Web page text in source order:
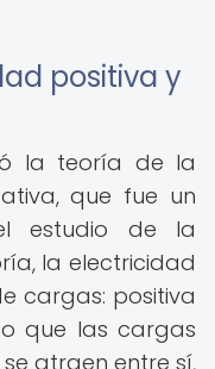
positiva y
la teoría de la
que fue un
estudio de la
la electricidad
cargas: positiva
que las cargas
atraen entre sí,